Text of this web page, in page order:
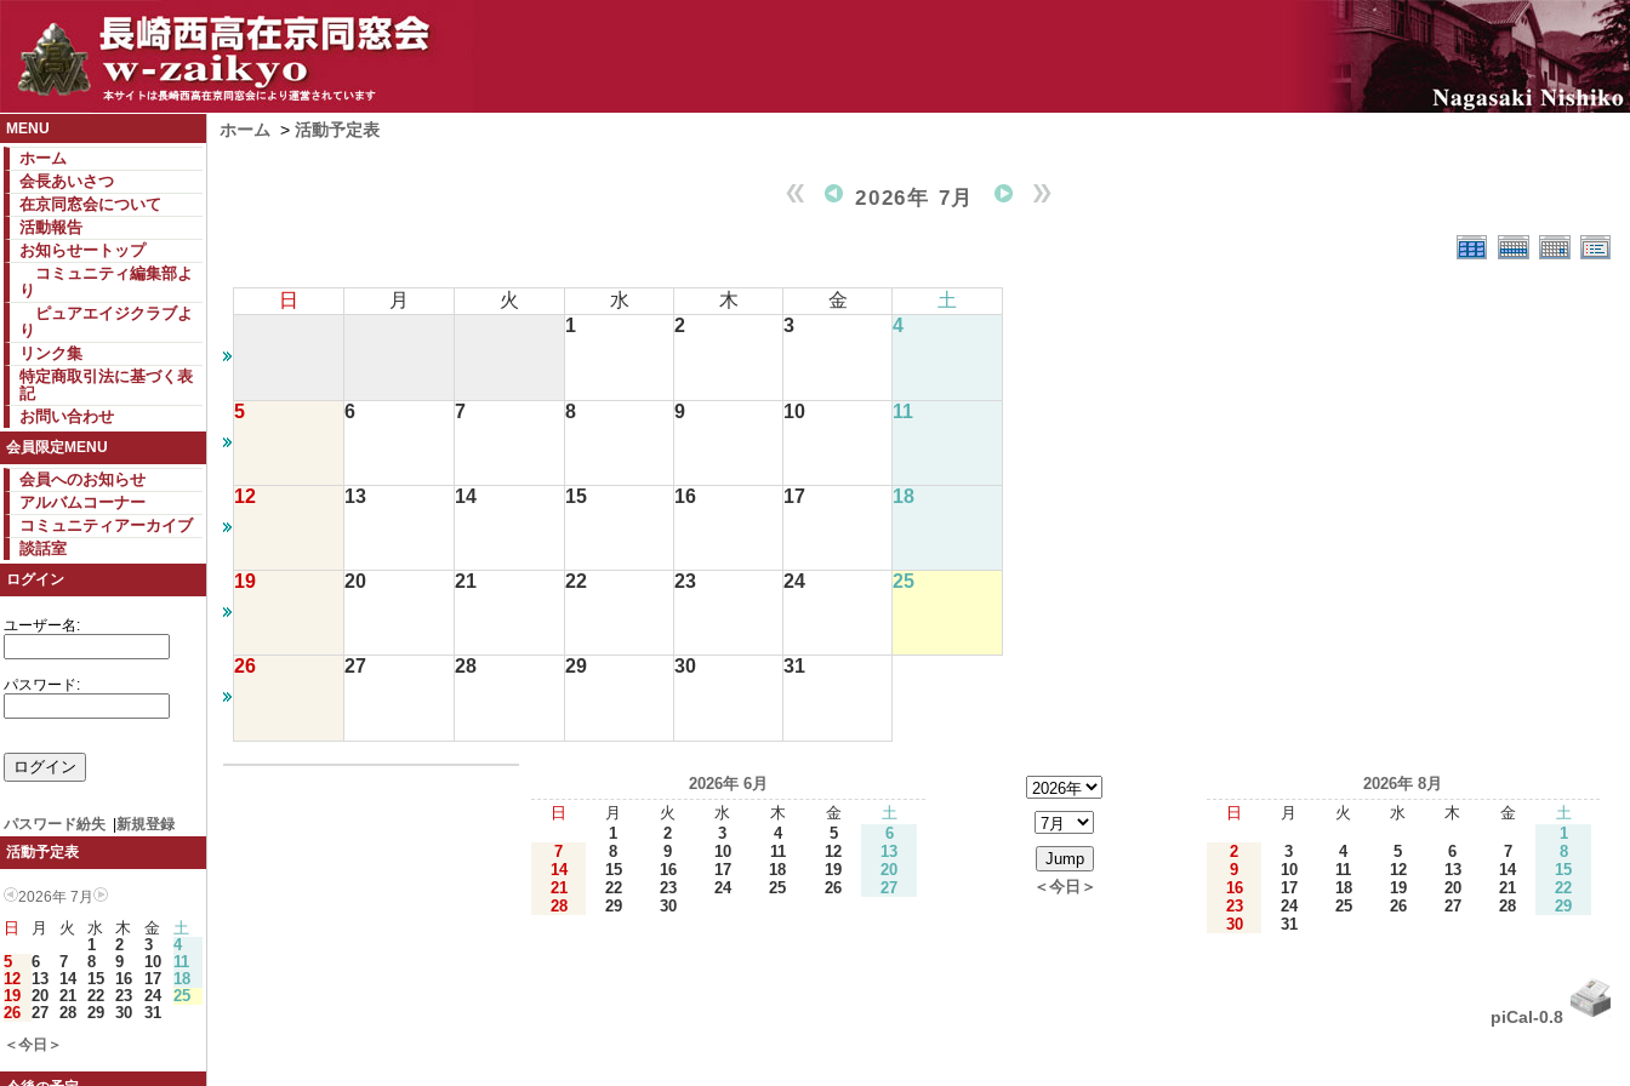
MENU
ホーム
会長あいさつ
在京同窓会について
活動報告
お知らせートップ
コミュニティ編集部よ
り
ピュアエイジクラブよ
り
リンク集
特定商取引法に基づく表
記
お問い合わせ
会員限定MENU
会員へのお知らせ
アルバムコーナー
コミュニティアーカイブ
談話室
ログイン
ユーザー名:
パスワード:
パスワード紛失
新規登録
活動予定表
2026年 7月
日 月 火 水 木 金
土
1
2 3
4
5
6 7 8 9 10
11
12 13 14 15 16 17
18
19 20 21 22 23 24
25
26 27 28 29 30 31
＜今日＞
ホーム > 活動予定表
2026年 7月
日 月 火 水 木 金
土
1
2 3 4
5 6 7 8 9 10 11
12 13 14 15 16 17 18
19 20 21 22 23 24 25
26 27 28 29 30 31
2026年 6月
日
月 火 水 木 金
土
1
2 3 4 5
6
7
8 9 10 11 12
13
14
15 16 17 18 19
20
21
22 23 24 25 26
27
28
29 30
＜今日＞
2026年 8月
日
月 火 水 木 金
土
1
2
3 4 5 6 7
8
9
10 11 12 13 14
15
16
17 18 19 20 21
22
23
24 25 26 27 28
29
30
31
piCal-0.8